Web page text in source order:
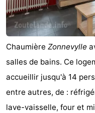
et
manger
Événements
Conduite
de
l'anneau
Pratiques
Forum
Route
Chaumière Zonnevylle
salles de bains. Ce
accueillir jusqu'à 14
entre autres, de :
lave-vaisselle, four et